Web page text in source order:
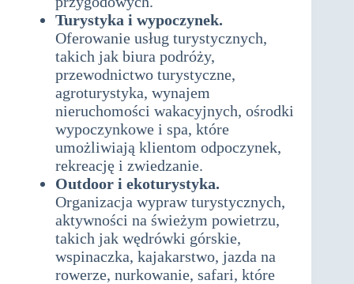
Turystyka i wypoczynek.
Oferowanie usług turystycznych,
takich jak biura podróży,
przewodnictwo turystyczne,
agroturystyka, wynajem
nieruchomości wakacyjnych, ośrodki
wypoczynkowe i spa, które
umożliwiają klientom odpoczynek,
rekreację i zwiedzanie.
Outdoor i ekoturystyka.
Organizacja wypraw turystycznych,
aktywności na świeżym powietrzu,
takich jak wędrówki górskie,
wspinaczka, kajakarstwo, jazda na
rowerze, nurkowanie, safari, które